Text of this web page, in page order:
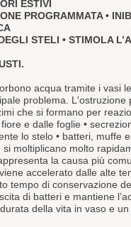
ESTIVI
PROGRAMMATA •
STELI • STIMOLA
acqua tramite i vasi
problema. L'ostruzione
che si formano per
e dalle foglie •
lo stelo • batteri, muffe
moltiplicano molto
la causa più
accelerato dalle alte
tempo di conservazione
di batteri e mantiene
della vita in vaso e